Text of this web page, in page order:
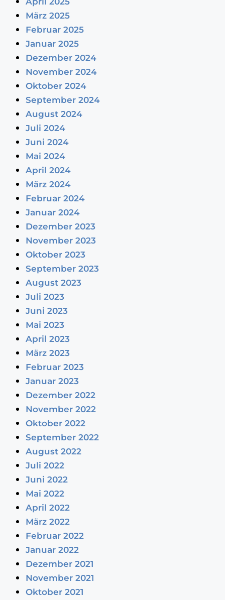
März 2025
Februar 2025
Januar 2025
Dezember 2024
November 2024
Oktober 2024
September 2024
August 2024
Juli 2024
Juni 2024
Mai 2024
April 2024
März 2024
Februar 2024
Januar 2024
Dezember 2023
November 2023
Oktober 2023
September 2023
August 2023
Juli 2023
Juni 2023
Mai 2023
April 2023
März 2023
Februar 2023
Januar 2023
Dezember 2022
November 2022
Oktober 2022
September 2022
August 2022
Juli 2022
Juni 2022
Mai 2022
April 2022
März 2022
Februar 2022
Januar 2022
Dezember 2021
November 2021
Oktober 2021